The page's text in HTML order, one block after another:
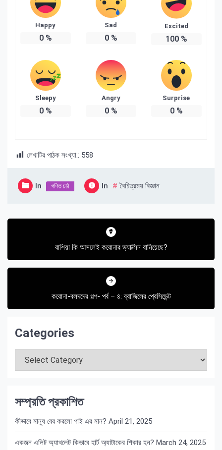
Happy
0%
Sad
0%
Excited
100%
Sleepy
0%
Angry
0%
Surprise
0%
লেখাটির পাঠক সংখ্যা:: 558
In গণিত চর্চা In বৈচিত্রময় বিজ্ঞান
Post
রাশিয়া কি আসলেই করোনার ভ্যাক্সিন বানিয়েছে?
করোনা-বলদদের গল্প- পর্ব – ৪: ব্রাজিলের প্রেসিডেন্ট
Categories
সম্প্রতি প্রকাশিত
কীভাবে মানুষ বের করলো পাই এর মান? April 21, 2025
একজন এলিট অ্যাথলেট কিভাবে হার্ট অ্যাটাকের শিকার হন? March 24, 2025